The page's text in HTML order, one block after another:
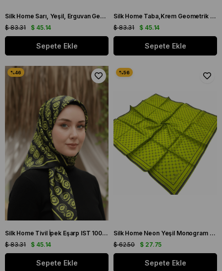
Silk Home Sarı, Yeşil, Erguvan Geometrik Desen Tivil İpek Eşarp IST 11426 - 10
$ 45.14
$ 83.31
Sepete Ekle
Silk Home Taba,Krem Geometrik Desen Tivil İpek Eşarp IST 1000 - 1
$ 45.14
$ 83.31
Sepete Ekle
Silk Home Tivil İpek Eşarp IST 1000- 5 Siyah - Yağ Yeşil Geometrik Desen
$ 45.14
$ 83.31
Sepete Ekle
Silk Home Neon Yeşil Monogram Desenli Tivil İpek Eşarp 11393-97
$ 27.75
$ 62.50
Sepete Ekle